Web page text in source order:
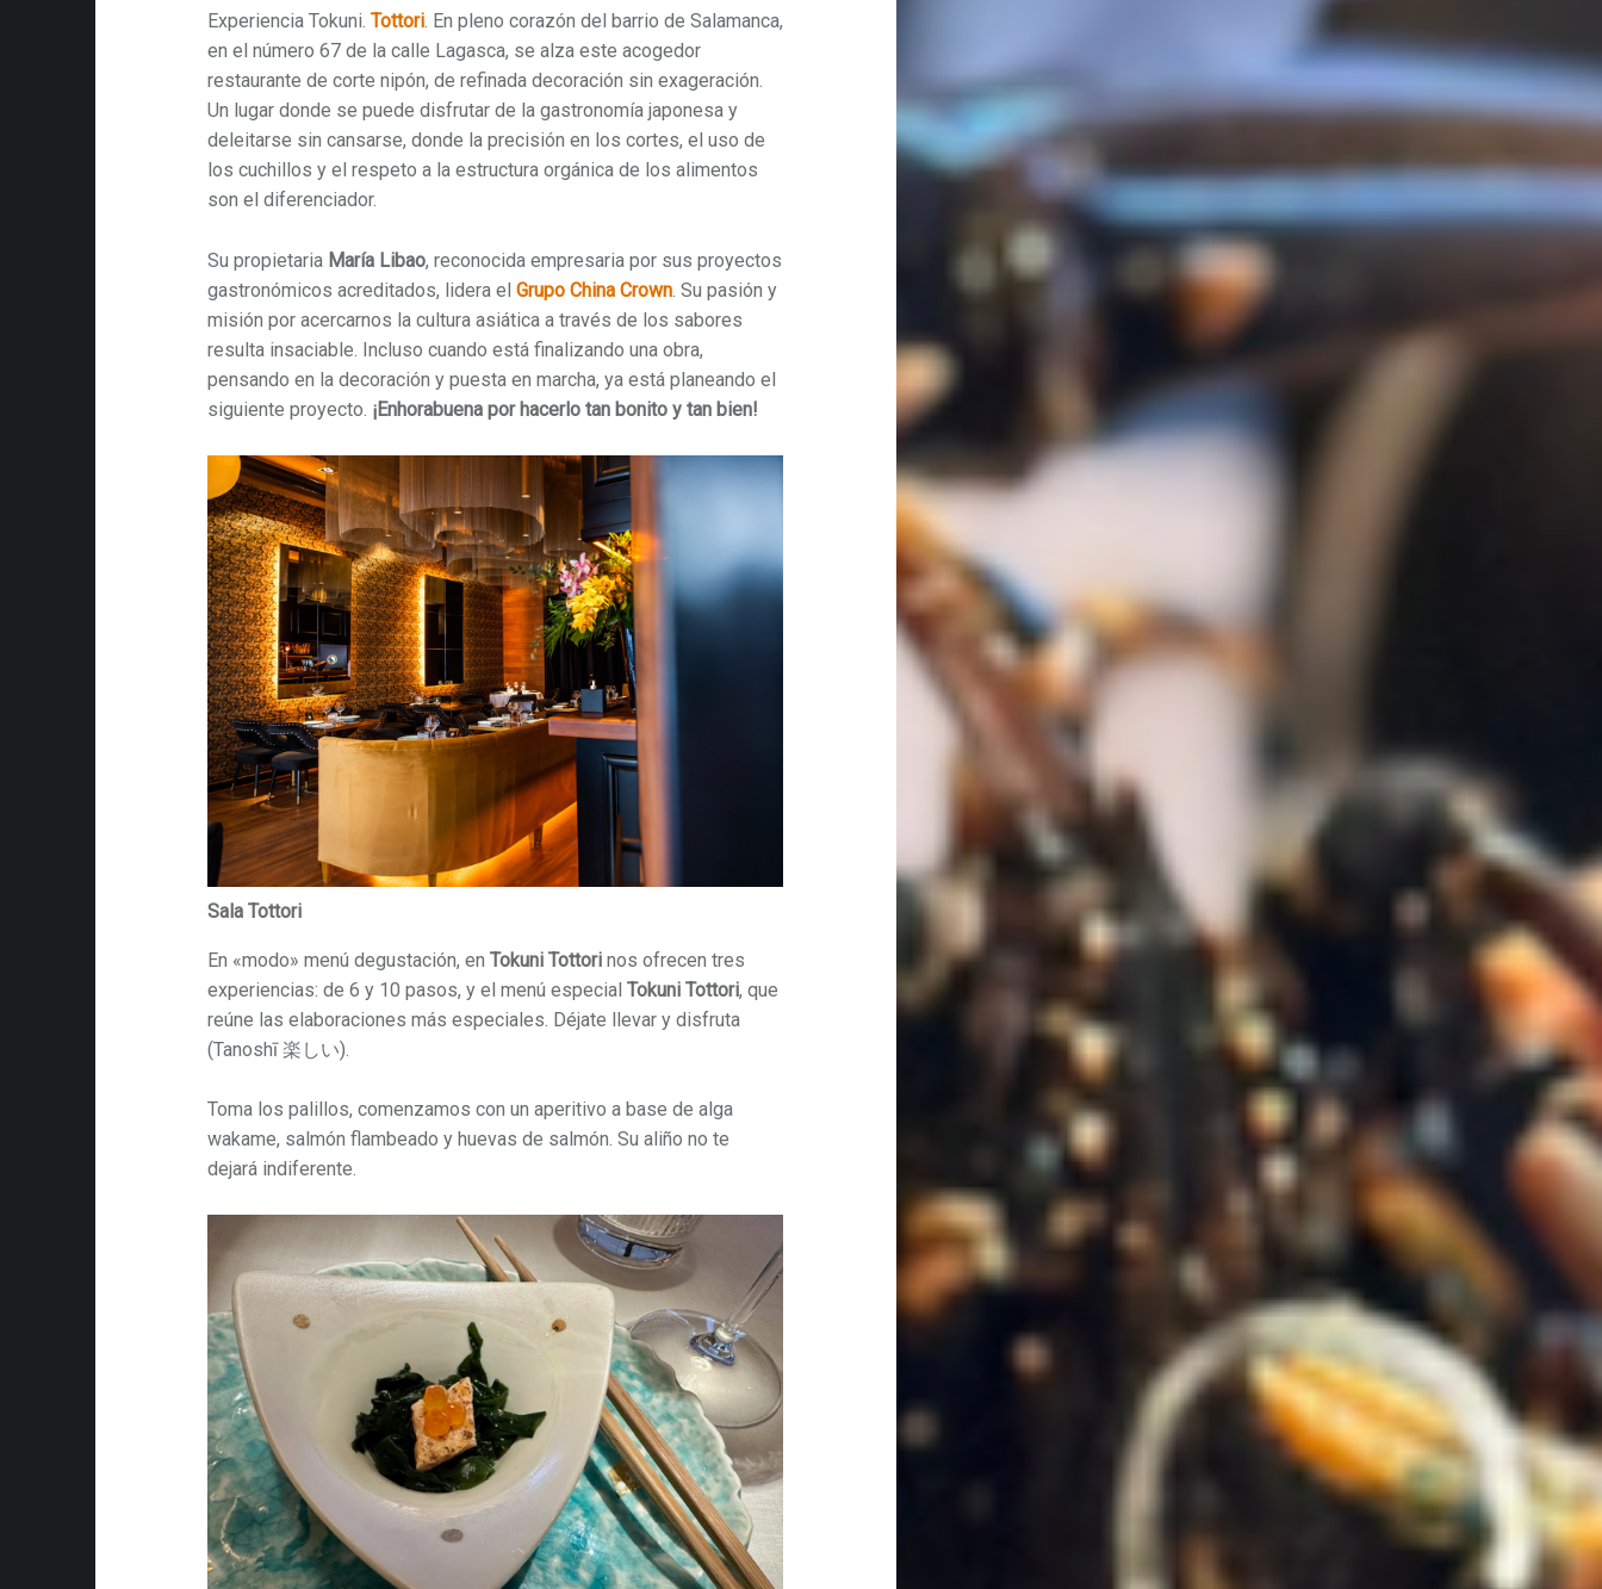
Experiencia Tokuni.Tottori . En pleno corazón del barrio de Salamanca,
en el número 67 de la calle Lagasca, se alza este acogedor
restaurante de corte nipón, de refinada decoración sin exageración.
Un lugar donde se puede disfrutar de la gastronomía japonesa y
deleitarse sin cansarse, donde la precisión en los cortes, el uso de
los cuchillos y el respeto a la estructura orgánica de los alimentos
son el diferenciador.
Su propietaria María Libao, reconocida empresaria por sus proyectos
gastronómicos acreditados, lidera elGrupo China Crown . Su pasión y
misión por acercarnos la cultura asiática a través de los sabores
resulta insaciable. Incluso cuando está finalizando una obra,
pensando en la decoración y puesta en marcha, ya está planeando el
siguiente proyecto. ¡Enhorabuena por hacerlo tan bonito y tan bien!
Sala Tottori
En «modo» menú degustación, enTokuni Tottori nos ofrecen tres
experiencias: de 6 y 10 pasos, y el menú especialTokuni Tottori, que
reúne las elaboraciones más especiales. Déjate llevar y disfruta
(Tanoshī 楽しい).
Toma los palillos, comenzamos con un aperitivo a base de alga
wakame, salmón flambeado y huevas de salmón. Su aliño no te
dejará indiferente.